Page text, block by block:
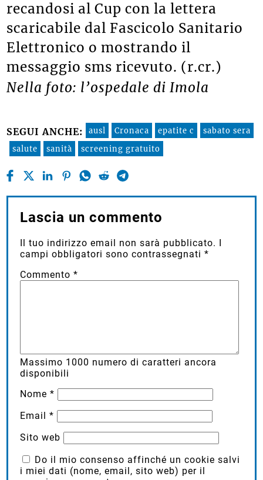
recandosi al Cup con la lettera
scaricabile dal Fascicolo Sanitario
Elettronico o mostrando il
messaggio sms ricevuto. (r.cr.)
Nella foto: l’ospedale di Imola
SEGUI ANCHE: ausl Cronaca epatite c
sabato sera
salute
sanità screening gratuito
Lascia un commento
Il tuo indirizzo email non sarà pubblicato. I
campi obbligatori sono contrassegnati*
Commento*
Massimo 1000 numero di caratteri ancora
disponibili
Nome*
Email*
Sito web
Do il mio consenso affinché un cookie salvi
i miei dati (nome, email, sito web) per il